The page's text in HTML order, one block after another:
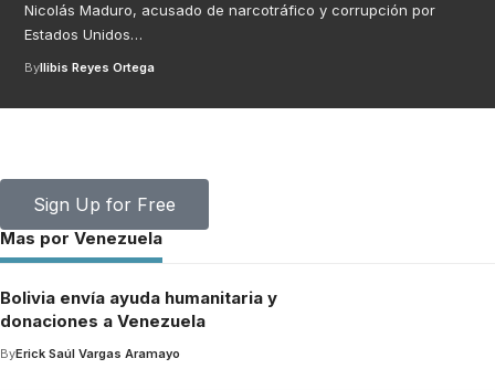
Nicolás Maduro, acusado de narcotráfico y corrupción por
Estados Unidos…
ByIlibis Reyes Ortega
Sign Up for Free
Mas por Venezuela
Bolivia envía ayuda humanitaria y
donaciones a Venezuela
ByErick Saúl Vargas Aramayo